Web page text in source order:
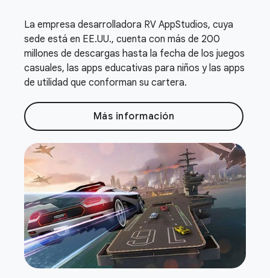
La empresa desarrolladora RV AppStudios, cuya
sede está en EE.UU., cuenta con más de 200
millones de descargas hasta la fecha de los juegos
casuales, las apps educativas para niños y las apps
de utilidad que conforman su cartera.
Más información